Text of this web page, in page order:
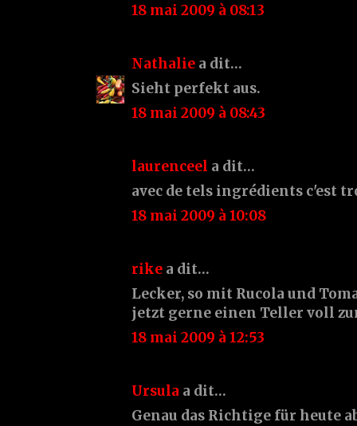
18 mai 2009 à 08:13
Nathalie a dit…
Sieht perfekt aus.
18 mai 2009 à 08:43
laurenceel a dit…
avec de tels ingrédients c'est
18 mai 2009 à 10:08
rike a dit…
Lecker, so mit Rucola und
jetzt gerne einen Teller voll
18 mai 2009 à 12:53
Ursula a dit…
Genau das Richtige für heute